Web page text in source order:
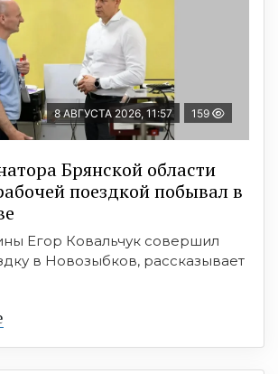
8 АВГУСТА 2026, 11:57 159
Брянской области
поездкой побывал в
Егор Ковальчук совершил
в Новозыбков, рассказывает